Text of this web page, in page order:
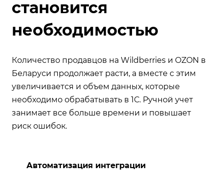
становится
необходимостью
Количество продавцов на Wildberries и OZON в
Беларуси продолжает расти, а вместе с этим
увеличивается и объем данных, которые
необходимо обрабатывать в 1С. Ручной учет
занимает все больше времени и повышает
риск ошибок.
Автоматизация интеграции